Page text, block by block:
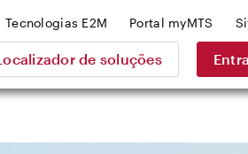
de soluções
Tecnologias E2M Portal myMTS